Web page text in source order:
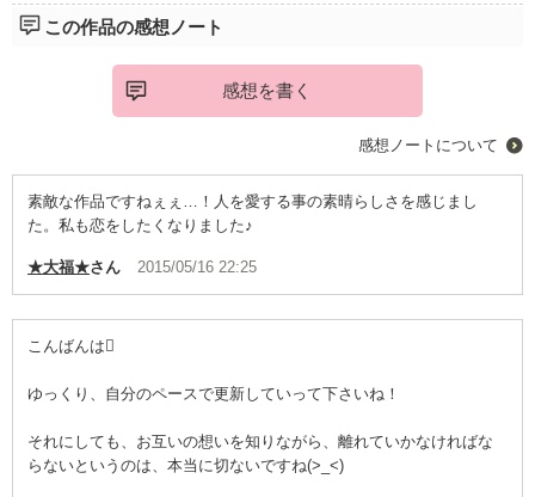
この作品の感想ノート
感想を書く
感想ノートについて
素敵な作品ですねぇぇ…！人を愛する事の素晴らしさを感じまし
た。私も恋をしたくなりました♪
★大福★さん 2015/05/16 22:25
こんばんは
ゆっくり、自分のペースで更新していって下さいね！
それにしても、お互いの想いを知りながら、離れていかなければな
らないというのは、本当に切ないですね(>_<)